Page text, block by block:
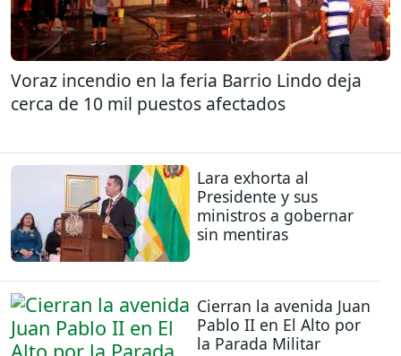
Voraz incendio en la feria Barrio Lindo deja
cerca de 10 mil puestos afectados
Lara exhorta al
Presidente y sus
ministros a gobernar
sin mentiras
Cierran la avenida Juan
Pablo II en El Alto por
la Parada Militar